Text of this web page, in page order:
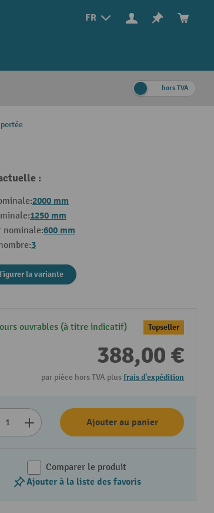
FR
hors TVA
:
2000 mm
1250 mm
nominale:600 mm
3
la variante
ouvrables (à titre indicatif) Topseller
388,00 €
par pièce hors TVA plusfrais d'expédition
Ajouter au panier
Comparer le produit
Ajouter à la liste des favoris